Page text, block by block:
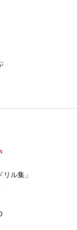
ル集」